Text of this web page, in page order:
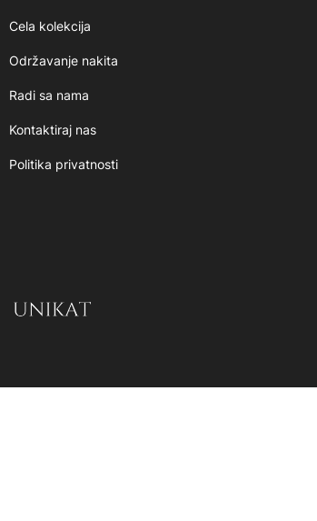
Cela kolekcija
Održavanje nakita
Radi sa nama
Kontaktiraj nas
Politika privatnosti